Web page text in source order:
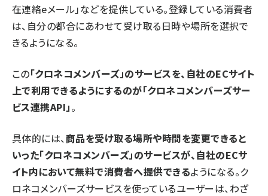
在連絡eメール」などを提供している。登録している消費者
は、自分の都合にあわせて受け取る日時や場所を選択で
きるようになる。
この「クロネコメンバーズ」のサービスを、自社のECサイト
上で利用できるようにするのが「クロネコメンバーズサー
ビス連携API」。
具体的には、商品を受け取る場所や時間を変更できると
いった「クロネコメンバーズ」のサービスが、自社のECサ
イト内において無料で消費者へ提供できるようになる。ク
ロネコメンバーズサービスを使っているユーザーは、わざ